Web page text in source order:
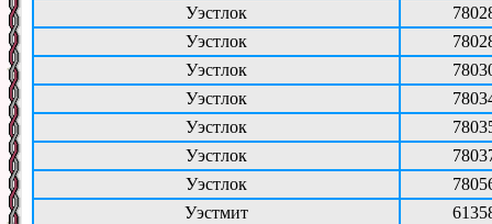
Уэстлок
Уэстлок
Уэстлок
Уэстлок
Уэстлок
Уэстлок
Уэстлок
Уэстмит